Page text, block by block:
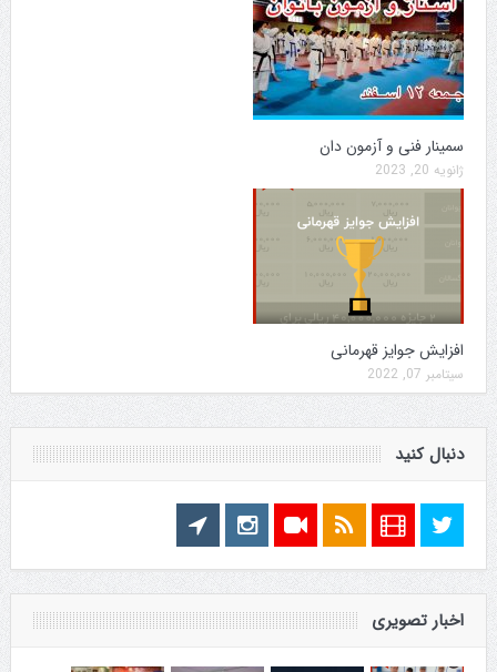
سمینار فنی و آزمون دان
ژانویه 20, 2023
افزایش جوایز قهرمانی
سپتامبر 07, 2022
دنبال کنید
اخبار تصویری